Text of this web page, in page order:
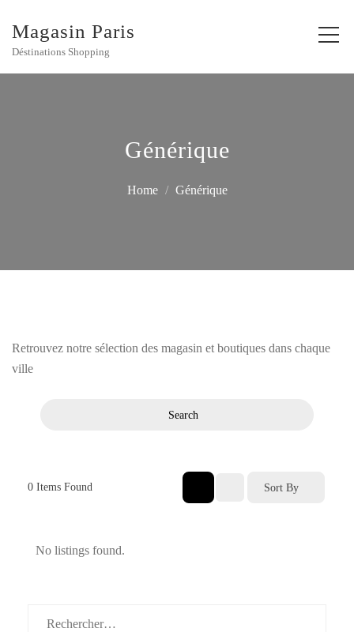
Magasin Paris
Déstinations Shopping
Générique
Home Générique
Retrouvez notre sélection des magasin et boutiques dans chaque
ville
Search
0 Items Found Sort By
No listings found.